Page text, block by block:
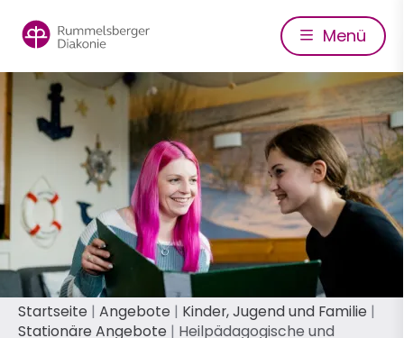
zum
Inhalt
Menü
Pfadnavigation
Startseite Angebote
Kinder, Jugend und Familie
Stationäre Angebote
Heilpädagogische und